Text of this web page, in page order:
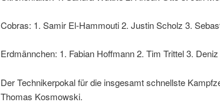
Cobras: 1. Samir El-Hammouti 2. Justin Scholz 3.
Erdmännchen: 1. Fabian Hoffmann 2. Tim Trittel 3.
Der Technikerpokal für die insgesamt schnellste
Thomas Kosmowski.